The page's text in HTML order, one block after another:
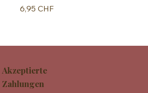
Preis
6,95 CHF
Akzeptierte
Zahlungen